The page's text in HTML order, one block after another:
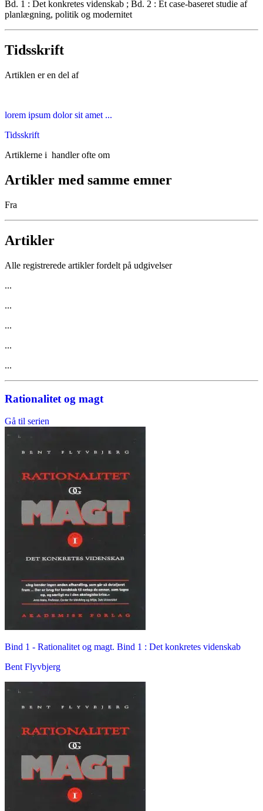
Bd. 1 : Det konkretes videnskab ; Bd. 2 : Et case-baseret studie af
planlægning, politik og modernitet
Tidsskrift
Artiklen er en del af
lorem ipsum dolor sit amet ...
Tidsskrift
Artiklerne i handler ofte om
Artikler med samme emner
Fra
Artikler
Alle registrerede artikler fordelt på udgivelser
...
...
...
...
...
Rationalitet og magt
Gå til serien
Bind 1 - Rationalitet og magt. Bind 1 : Det konkretes videnskab
Bent Flyvbjerg